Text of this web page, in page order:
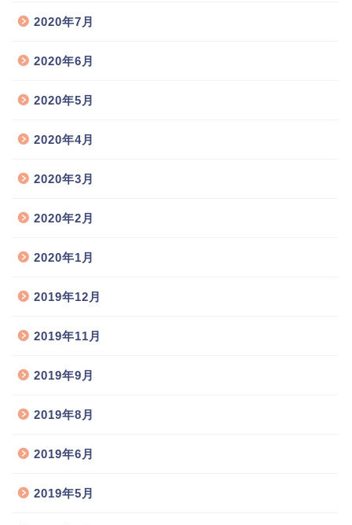
2020年7月
2020年6月
2020年5月
2020年4月
2020年3月
2020年2月
2020年1月
2019年12月
2019年11月
2019年9月
2019年8月
2019年6月
2019年5月